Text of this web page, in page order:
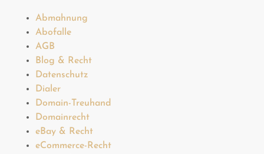
Abmahnung
Abofalle
AGB
Blog & Recht
Datenschutz
Dialer
Domain-Treuhand
Domainrecht
eBay & Recht
eCommerce-Recht